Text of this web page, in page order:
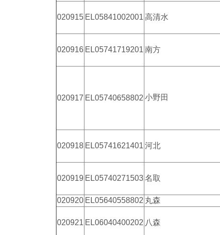
020915 EL05841002001 高清水
020916 EL05741719201 南方
020917 EL05740658802 小野田
020918 EL05741621401 河北
020919 EL05740271503名取
020920 EL05640558802 丸森
020921 EL06040400202 八森